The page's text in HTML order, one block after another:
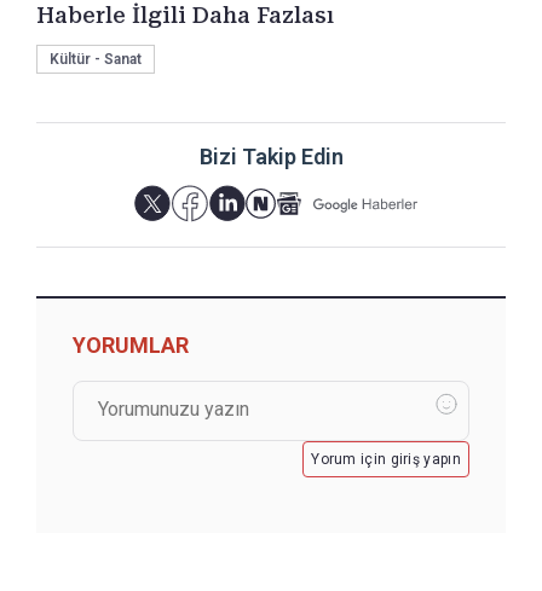
Haberle İlgili Daha Fazlası
Kültür - Sanat
Bizi Takip Edin
YORUMLAR
Yorum için giriş yapın